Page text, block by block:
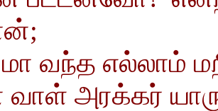
வந்த எல்லாம்
அரக்கர்